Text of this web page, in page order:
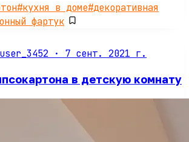
#кухня в доме#декоративная
фартук
· 7 сент. 2021 г.
в детскую комнату